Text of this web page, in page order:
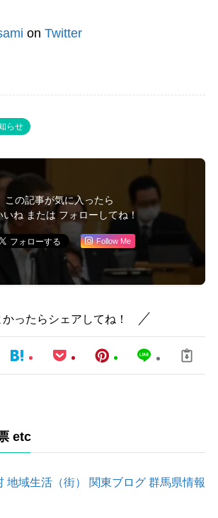
on Twitter
らせ
この記事が気に入ったら
いね または フォローしてね！
Follow Me
かったらシェアしてね！
etc